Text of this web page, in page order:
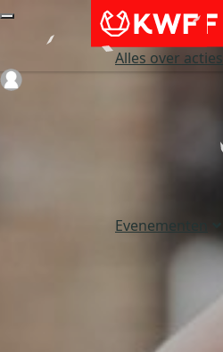
Alles over acties
Evenementen